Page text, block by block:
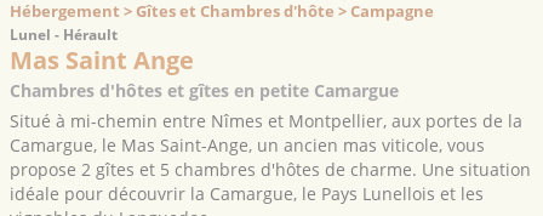
Hébergement > Gîtes et Chambres d'hôte > Campagne
Lunel - Hérault
Mas Saint Ange
Chambres d'hôtes et gîtes en petite Camargue
Situé à mi-chemin entre Nîmes et Montpellier, aux portes de la
Camargue, le Mas Saint-Ange, un ancien mas viticole, vous
propose 2 gîtes et 5 chambres d'hôtes de charme. Une situation
idéale pour découvrir la Camargue, le Pays Lunellois et les